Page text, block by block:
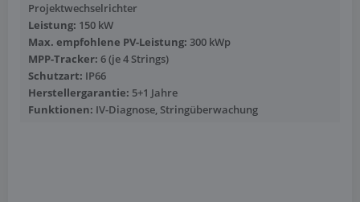
Projektwechselrichter
Leistung: 150 kW
Max. empfohlene PV-Leistung: 300 kWp
MPP-Tracker: 6 (je 4 Strings)
Schutzart: IP66
Herstellergarantie: 5+1 Jahre
Funktionen: IV-Diagnose, Stringüberwachung